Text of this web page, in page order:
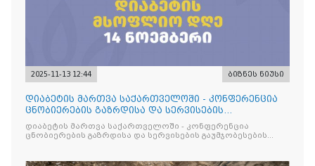
2025-11-13 12:44 ბიზნეს ნიუსი
დიაბეტის მართვა საქართველოში - კონფერენცია
ცნობიერების გაზრდისა და სერვისების
გაუმჯობესების მიზნით
დიაბეტის მართვა საქართველოში - კონფერენცია
ცნობიერების გაზრდისა და სერვისების გაუმჯობესების